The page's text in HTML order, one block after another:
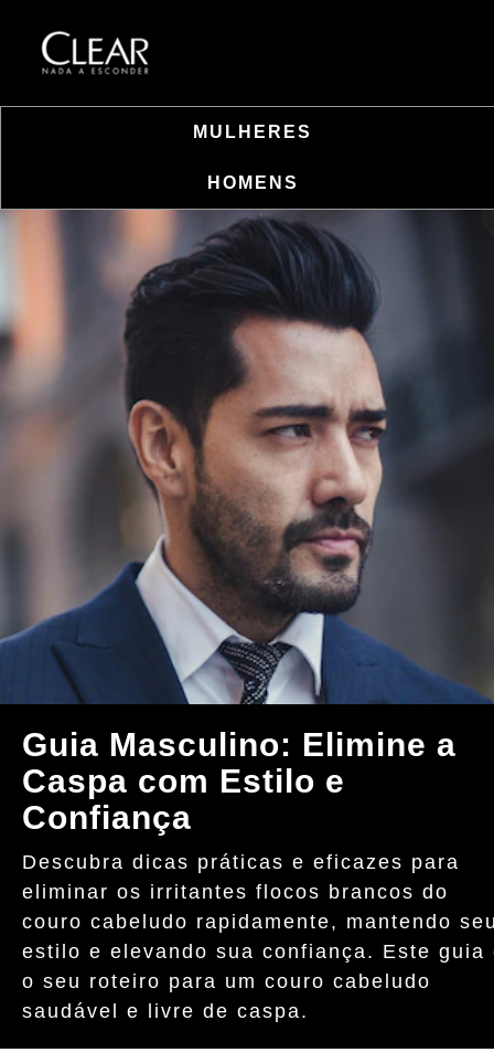
MULHERES
HOMENS
Guia Masculino: Elimine a
Caspa com Estilo e
Confiança
Descubra dicas práticas e eficazes para
eliminar os irritantes flocos brancos do
couro cabeludo rapidamente, mantendo
estilo e elevando sua confiança. Este guia
o seu roteiro para um couro cabeludo
saudável e livre de caspa.